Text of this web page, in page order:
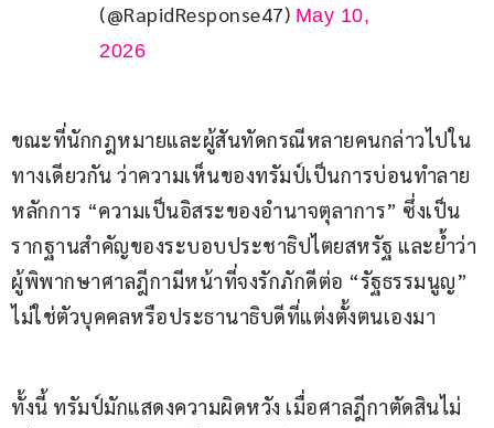
(@RapidResponse47) May 10,
2026
ขณะที่นักกฎหมายและผู้สันทัดกรณีหลายคนกล่าวไปใน
ทางเดียวกัน ว่าความเห็นของทรัมป์เป็นการบ่อนทำลาย
หลักการ “ความเป็นอิสระของอำนาจตุลาการ” ซึ่งเป็น
รากฐานสำคัญของระบอบประชาธิปไตยสหรัฐ และย้ำว่า
ผู้พิพากษาศาลฎีกามีหน้าที่จงรักภักดีต่อ “รัฐธรรมนูญ”
ไม่ใช่ตัวบุคคลหรือประธานาธิบดีที่แต่งตั้งตนเองมา
ทั้งนี้ ทรัมป์มักแสดงความผิดหวัง เมื่อศาลฎีกาตัดสินไม่